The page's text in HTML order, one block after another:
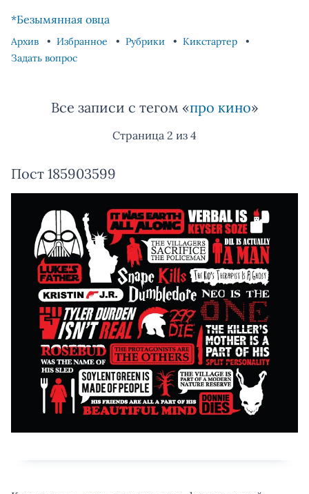
*Безымянная овца
Архив Избранное Рубрики
Кикстартер
Задать вопрос
Все записи с тегом «про кино»
Страница 2 из 4
Пост 185903599